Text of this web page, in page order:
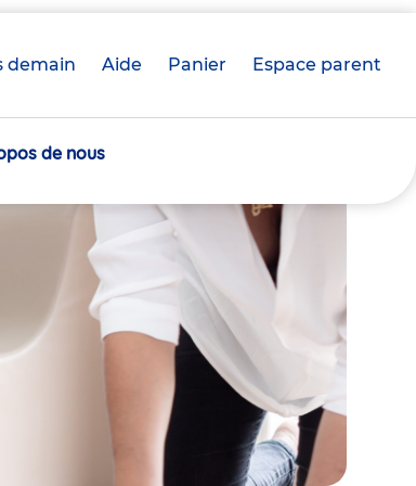
demain Aide Panier crèche(s)
Espace parent
de nous